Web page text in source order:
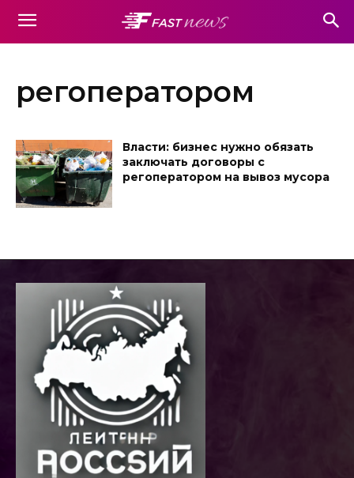
регоператором
Власти: бизнес нужно обязать
заключать договоры с
регоператором на вывоз мусора